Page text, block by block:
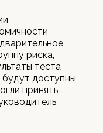
риска,
теста
доступны
принять